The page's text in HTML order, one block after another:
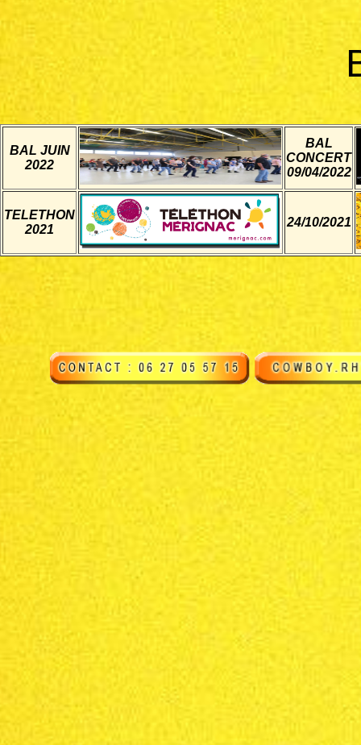
BAL JUIN
2022
BAL
CONCERT
09/04/2022
TELETHON
2021
24/10/2021